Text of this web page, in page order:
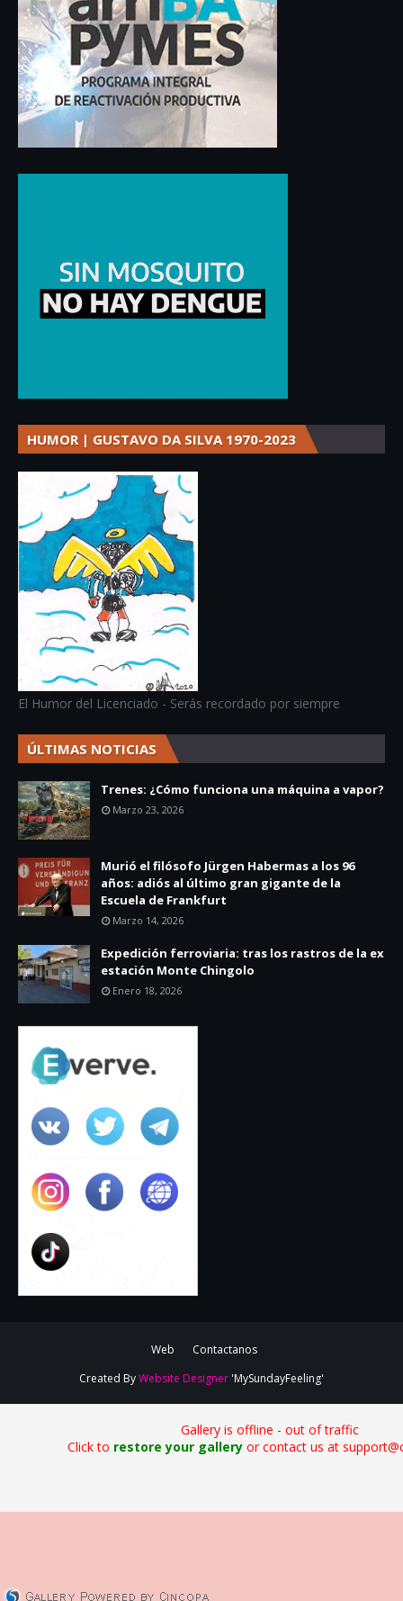
HUMOR | GUSTAVO DA SILVA 1970-2023
El Humor del Licenciado - Serás recordado por siempre
ÚLTIMAS NOTICIAS
Trenes: ¿Cómo funciona una máquina a vapor?
Marzo 23, 2026
Murió el filósofo Jürgen Habermas a los 96
años: adiós al último gran gigante de la
Escuela de Frankfurt
Marzo 14, 2026
Expedición ferroviaria: tras los rastros de la ex
estación Monte Chingolo
Enero 18, 2026
Web
Contactanos
Created ByWebsite Designer 'MySundayFeeling'
Gallery is offline - out of traffic
Click to restore your galleryor contact us at